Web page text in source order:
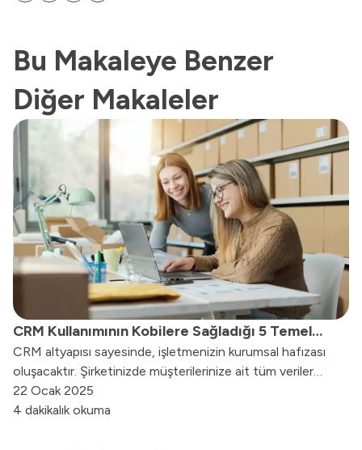
Bu Makaleye Benzer
Diğer Makaleler
CRM Kullanımının Kobilere Sağladığı 5 Temel
Fayda Nedir?
CRM altyapısı sayesinde, işletmenizin kurumsal hafızası
oluşacaktır. Şirketinizde müşterilerinize ait tüm veriler
excelde, dosyalarda veya defterlerde olmak yerine, CRM
yazılımında toplanacaktır.
22 Ocak 2025
4 dakikalık okuma